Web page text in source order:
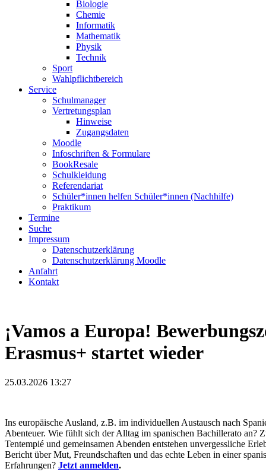
Biologie
Chemie
Informatik
Mathematik
Physik
Technik
Sport
Wahlpflichtbereich
Service
Schulmanager
Vertretungsplan
Hinweise
Zugangsdaten
Moodle
Infoschriften & Formulare
BookResale
Schulkleidung
Referendariat
Schüler*innen helfen Schüler*innen (Nachhilfe)
Praktikum
Termine
Suche
Impressum
Datenschutzerklärung
Datenschutzerklärung Moodle
Anfahrt
Kontakt
¡Vamos a Europa!
Erasmus+ startet wieder
25.03.2026 13:27
Ins europäische Ausland, z.B. im individuellen Austausch nach
Abenteuer. Wie fühlt sich der Alltag im spanischen Bachillerato an?
Tentempié und gemeinsamen Abenden entstehen unvergessliche
Bericht über Mut, Freundschaften und das echte Leben in einer
Erfahrungen? Jetzt anmelden.